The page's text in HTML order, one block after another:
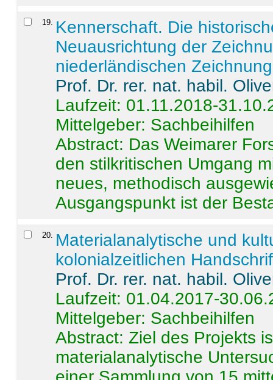
19
Kennerschaft. Die
Neuausrichtung der
niederländischen
Prof. Dr. rer. nat. habil.
Laufzeit: 01.11.2018-
Mittelgeber: Sachbeihilfen
Abstract: Das Weimarer
den stilkritischen Umgang
neues, methodisch
Ausgangspunkt ist der
20
Materialanalytische und
kolonialzeitlichen
Prof. Dr. rer. nat. habil.
Laufzeit: 01.04.2017-
Mittelgeber: Sachbeihilfen
Abstract:Ziel des Projekts
materialanalytische